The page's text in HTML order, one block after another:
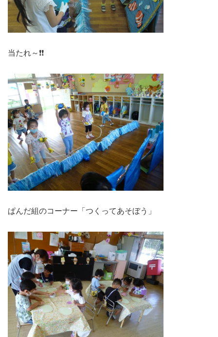
当たれ～❗❗
ぱんだ組のコーナー「つくってあそぼう」